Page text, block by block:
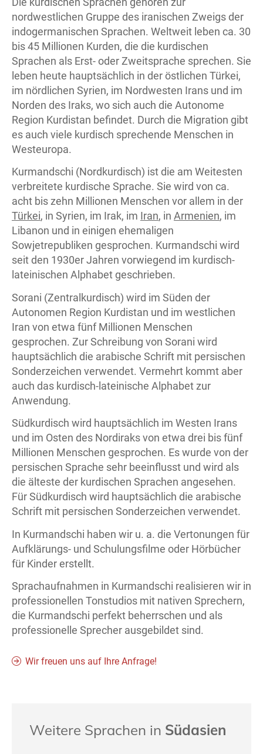
nordwestlichen Gruppe des iranischen Zweigs der
indogermanischen Sprachen. Weltweit leben ca. 30
bis 45 Millionen Kurden, die die kurdischen
Sprachen als Erst- oder Zweitsprache sprechen. Sie
leben heute hauptsächlich in der östlichen Türkei,
im nördlichen Syrien, im Nordwesten Irans und im
Norden des Iraks, wo sich auch die Autonome
Region Kurdistan befindet. Durch die Migration gibt
es auch viele kurdisch sprechende Menschen in
Westeuropa.
Kurmandschi (Nordkurdisch) ist die am Weitesten
verbreitete kurdische Sprache. Sie wird von ca.
acht bis zehn Millionen Menschen vor allem in der
Türkei, in Syrien, im Irak, im Iran, in Armenien, im
Libanon und in einigen ehemaligen
Sowjetrepubliken gesprochen. Kurmandschi wird
seit den 1930er Jahren vorwiegend im kurdisch-
lateinischen Alphabet geschrieben.
Sorani (Zentralkurdisch) wird im Süden der
Autonomen Region Kurdistan und im westlichen
Iran von etwa fünf Millionen Menschen
gesprochen. Zur Schreibung von Sorani wird
hauptsächlich die arabische Schrift mit persischen
Sonderzeichen verwendet. Vermehrt kommt aber
auch das kurdisch-lateinische Alphabet zur
Anwendung.
Südkurdisch wird hauptsächlich im Westen Irans
und im Osten des Nordiraks von etwa drei bis fünf
Millionen Menschen gesprochen. Es wurde von der
persischen Sprache sehr beeinflusst und wird als
die älteste der kurdischen Sprachen angesehen.
Für Südkurdisch wird hauptsächlich die arabische
Schrift mit persischen Sonderzeichen verwendet.
In Kurmandschi haben wir u. a. die Vertonungen für
Aufklärungs- und Schulungsfilme oder Hörbücher
für Kinder erstellt.
Sprachaufnahmen in Kurmandschi realisieren wir in
professionellen Tonstudios mit nativen Sprechern,
die Kurmandschi perfekt beherrschen und als
professionelle Sprecher ausgebildet sind.
Wir freuen uns auf Ihre Anfrage!
Weitere Sprachen in Südasien